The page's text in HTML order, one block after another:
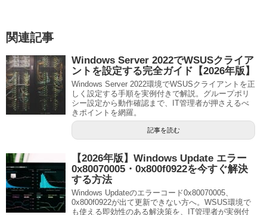
関連記事
Windows Server 2022でWSUSクライア
ントを設定する完全ガイド【2026年版】
Windows Server 2022環境でWSUSクライアントを正
しく設定する手順を実例付きで解説。グループポリ
シー設定から動作確認まで、IT管理者が押さえるべ
きポイントを網羅。
記事を読む
【2026年版】Windows Update エラー
0x80070005・0x800f0922を今すぐ解決
する方法
Windows Updateのエラーコード0x80070005、
0x800f0922が出て更新できない方へ。WSUS環境で
も使える即効性のある解決策を、IT管理者が実例付